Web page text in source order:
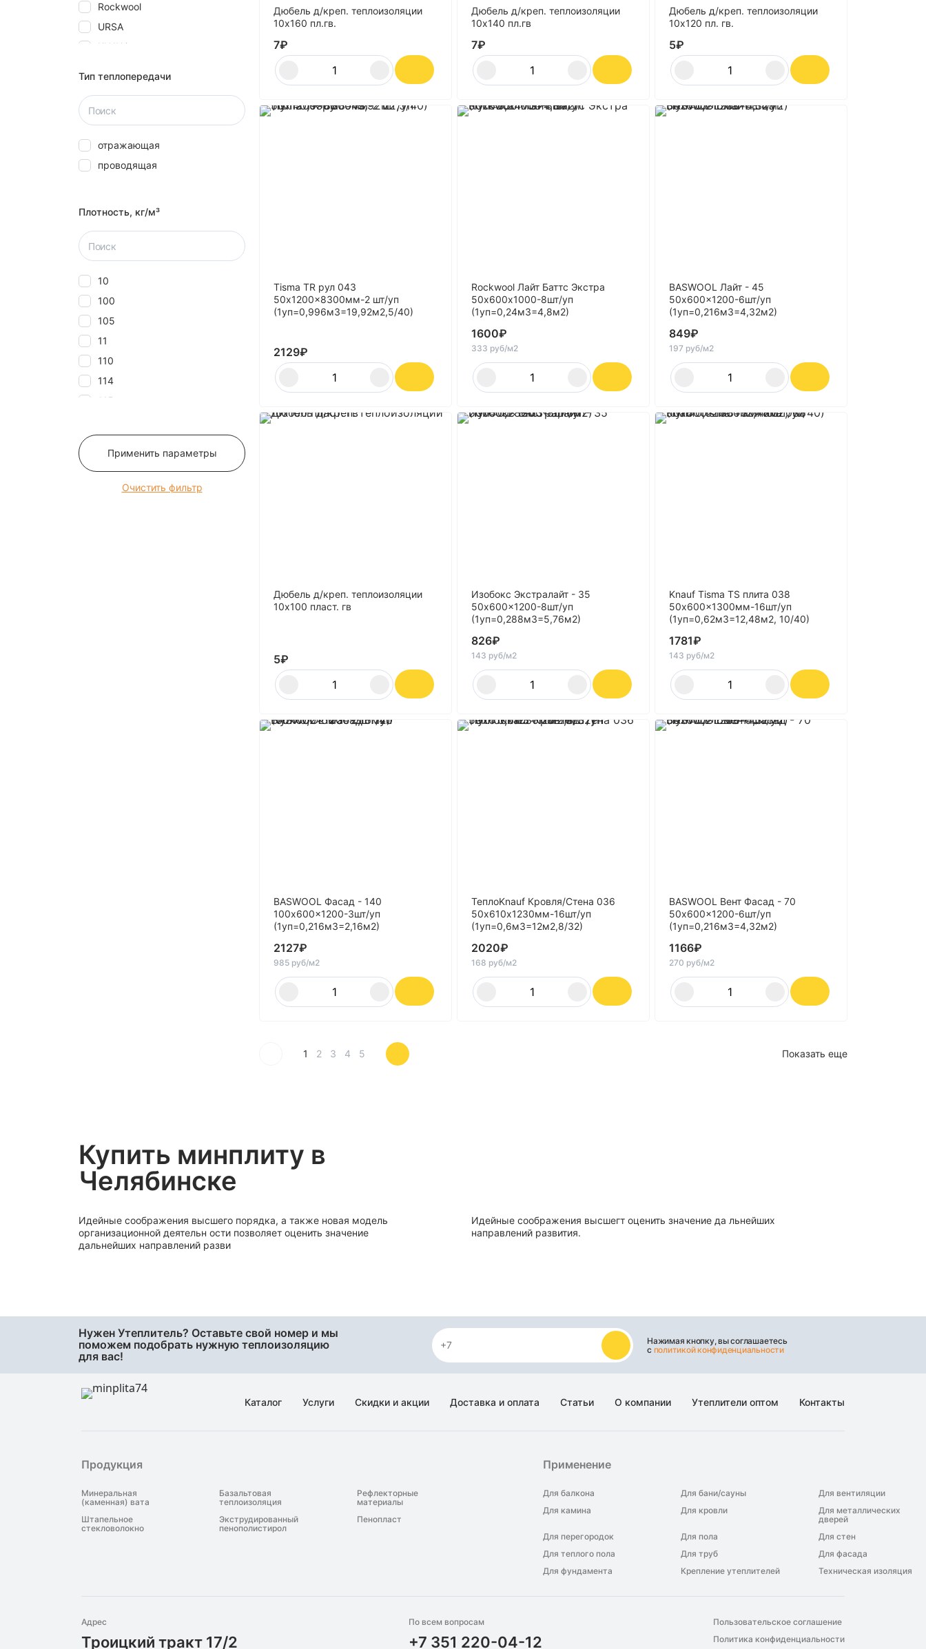
Rockwool
URSA
КНАУФ
Тип теплопередачи
отражающая
проводящая
Плотность, кг/м³
10
100
105
11
110
114
115
125
90
95
Применить параметры
Очистить фильтр
Дюбель д/креп. теплоизоляции
10х160 пл.гв.
7₽
Дюбель д/креп. теплоизоляции
10х140 пл.гв
7₽
Дюбель д/креп. теплоизоляции
10х120 пл. гв.
5₽
Tisma TR рул 043
50x1200x8300мм-2 шт/уп
(1уп=0,996м3=19,92м2,5/40)
2129₽
Rockwool Лайт Баттс Экстра
50х600х1000-8шт/уп
(1уп=0,24м3=4,8м2)
1600₽
333 руб/м2
BASWOOL Лайт - 45
50x600x1200-6шт/уп
(1уп=0,216м3=4,32м2)
849₽
197 руб/м2
Дюбель д/креп. теплоизоляции
10х100 пласт. гв
5₽
Изобокс Экстралайт - 35
50x600x1200-8шт/уп
(1уп=0,288м3=5,76м2)
826₽
143 руб/м2
Knauf Tisma TS плита 038
50x600x1300мм-16шт/уп
(1уп=0,62м3=12,48м2, 10/40)
1781₽
143 руб/м2
BASWOOL Фасад - 140
100x600x1200-3шт/уп
(1уп=0,216м3=2,16м2)
2127₽
985 руб/м2
ТеплоKnauf Кровля/Стена 036
50х610х1230мм-16шт/уп
(1уп=0,6м3=12м2,8/32)
2020₽
168 руб/м2
BASWOOL Вент Фасад - 70
50x600x1200-6шт/уп
(1уп=0,216м3=4,32м2)
1166₽
270 руб/м2
1 2 3 4 5 Показать еще
Купить минплиту в
Челябинске
Идейные соображения высшего порядка, а также новая модель
организационной деятельн ости позволяет оценить значение
дальнейших направлений разви
Идейные соображения высшегт оценить значение да льнейших
направлений развития.
Нужен Утеплитель? Оставьте свой номер и мы
поможем подобрать нужную теплоизоляцию
для вас!
Нажимая кнопку, вы соглашаетесь
с политикой конфиденциальности
Каталог Услуги Скидки и акции Доставка и оплата Статьи О компании Утеплители оптом Контакты
Продукция
Минеральная
(каменная) вата
Базальтовая
теплоизоляция
Рефлекторные
материалы
Штапельное
стекловолокно
Экструдированный
пенополистирол
Пенопласт
Применение
Для балкона Для бани/сауны
Для вентиляции
Для камина
Для кровли
Для металлических
дверей
Для перегородок
Для пола
Для стен
Для теплого пола
Для труб
Для фасада
Для фундамента
Крепление утеплителей Техническая изоляция
Адрес
Троицкий тракт 17/2
По всем вопросам
+7 351 220-04-12
Пользовательское соглашение
Политика конфиденциальности